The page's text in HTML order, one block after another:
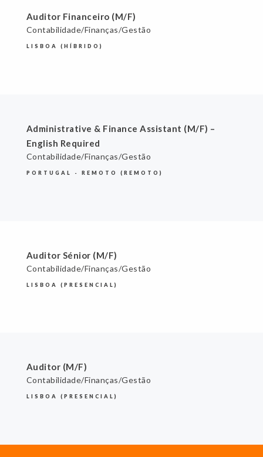
Auditor Financeiro (M/F)
Contabilidade/Finanças/Gestão
LISBOA (HÍBRIDO)
Administrative & Finance Assistant (M/F) –
English Required
Contabilidade/Finanças/Gestão
PORTUGAL - REMOTO (REMOTO)
Auditor Sénior (M/F)
Contabilidade/Finanças/Gestão
LISBOA (PRESENCIAL)
Auditor (M/F)
Contabilidade/Finanças/Gestão
LISBOA (PRESENCIAL)